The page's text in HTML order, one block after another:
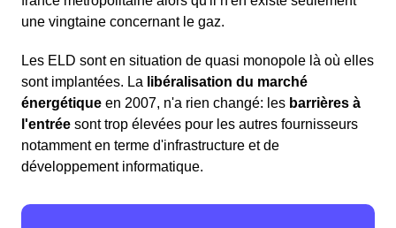
une vingtaine concernant le gaz.
Les ELD sont en situation de quasi monopole là où elles
sont implantées. La libéralisation du marché
énergétique en 2007, n'a rien changé: les barrières à
l'entrée sont trop élevées pour les autres fournisseurs
notamment en terme d'infrastructure et de
développement informatique.